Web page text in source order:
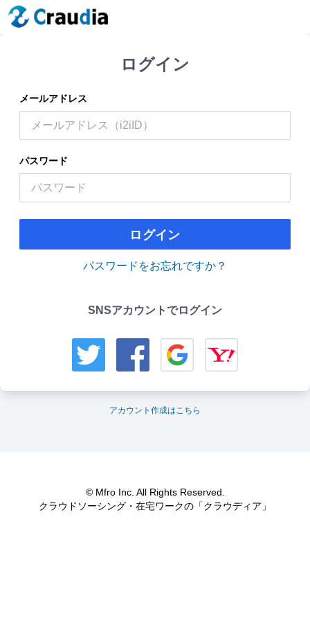
ログイン
メールアドレス
パスワード
ログイン
パスワードをお忘れですか？
SNSアカウントでログイン
アカウント作成はこちら
© Mfro Inc. All Rights Reserved.
クラウドソーシング・在宅ワークの「クラウディア」